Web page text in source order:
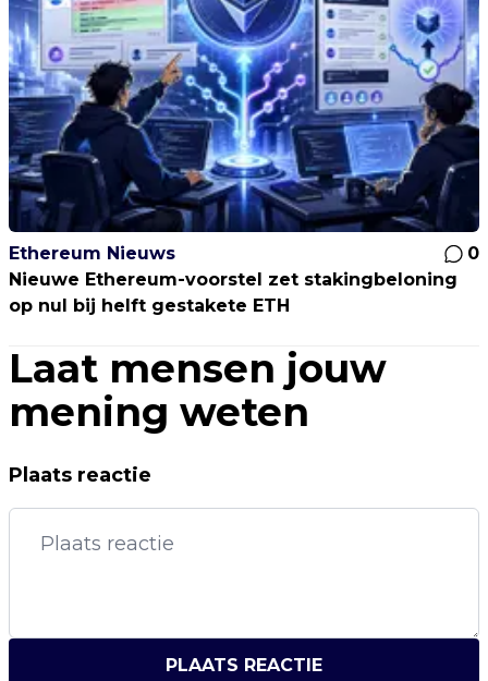
Ethereum Nieuws
0
Nieuwe Ethereum-voorstel zet stakingbeloning
op nul bij helft gestakete ETH
Laat mensen jouw
mening weten
Plaats reactie
PLAATS REACTIE